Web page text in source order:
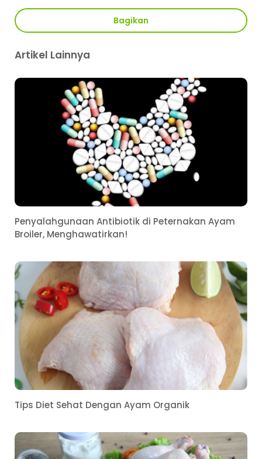
Bagikan
Artikel Lainnya
Penyalahgunaan Antibiotik di Peternakan Ayam
Broiler, Menghawatirkan!
Tips Diet Sehat Dengan Ayam Organik